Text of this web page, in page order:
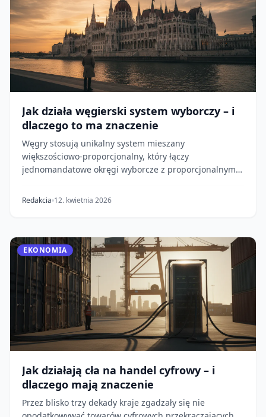
Jak działa węgierski system wyborczy – i
dlaczego to ma znaczenie
Węgry stosują unikalny system mieszany
większościowo-proporcjonalny, który łączy
jednomandatowe okręgi wyborcze z proporcjonalnymi
Redakcia 12. kwietnia 2026
EKONOMIA
Jak działają cła na handel cyfrowy – i
dlaczego mają znaczenie
Przez blisko trzy dekady kraje zgadzały się nie